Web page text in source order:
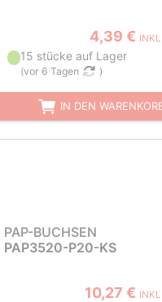
4,39 €
15 stücke auf Lager
(vor 6 Tagen )
IN DEN
PAP-BUCHSEN
PAP3520-P20-KS
10,27 €